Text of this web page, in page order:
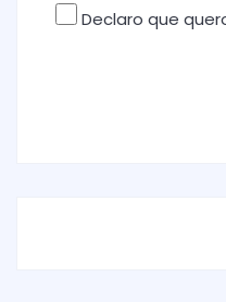
Declaro que